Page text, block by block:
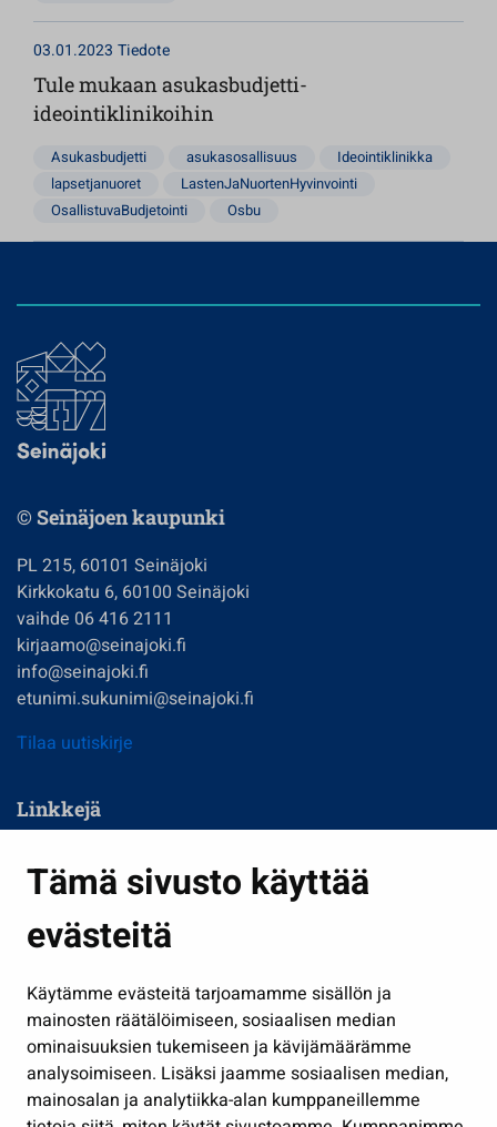
Tämä sivusto käyttää
evästeitä
Käytämme evästeitä tarjoamamme sisällön ja
mainosten räätälöimiseen, sosiaalisen median
ominaisuuksien tukemiseen ja kävijämäärämme
analysoimiseen. Lisäksi jaamme sosiaalisen median,
mainosalan ja analytiikka-alan kumppaneillemme
03.01.2023 Tiedote
Tule mukaan asukasbudjetti-
ideointiklinikoihin
Asukasbudjetti asukasosallisuus
Ideointiklinikka
lapsetjanuoret
LastenJaNuortenHyvinvointi
OsallistuvaBudjetointi
Osbu
© Seinäjoen kaupunki
PL 215, 60101 Seinäjoki
Kirkkokatu 6, 60100 Seinäjoki
vaihde 06 416 2111
kirjaamo@seinajoki.fi
info@seinajoki.fi
etunimi.sukunimi@seinajoki.fi
Tilaa uutiskirje
Linkkejä
Kasvatus ja opetus
Kulttuuri ja liikunta
Työ ja yrittäminen
Osallistu ja asioi
Näytä omat evästeasetukseni